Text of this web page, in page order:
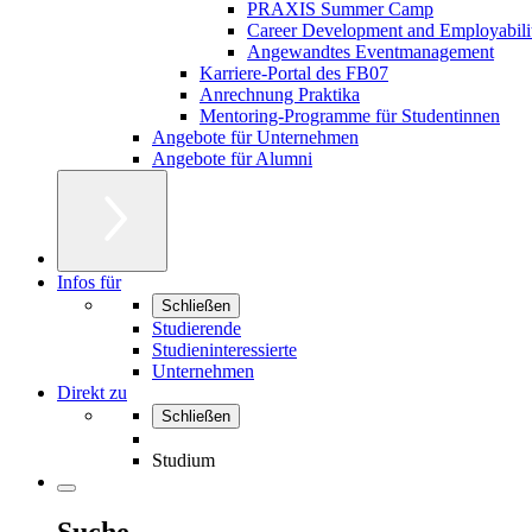
PRAXIS Summer Camp
Career Development and
Angewandtes Eventmanagement
Karriere-Portal des FB07
Anrechnung Praktika
Mentoring-Programme für Studentinnen
Angebote für Unternehmen
Angebote für Alumni
Infos für
Schließen
Studierende
Studieninteressierte
Unternehmen
Direkt zu
Schließen
Studium